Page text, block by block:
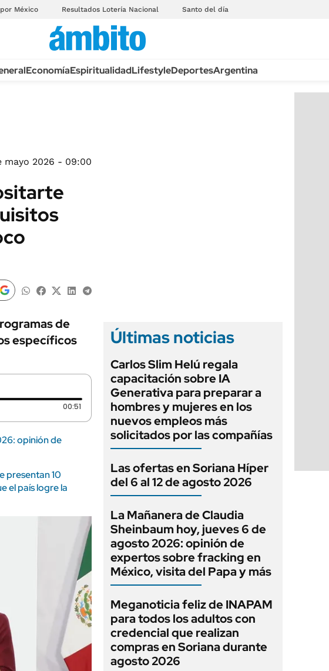
México Resultados Lotería Nacional Santo del día
EconomíaEspiritualidadLifestyleDeportesArgentina
mayo 2026 - 09:00
de
específicos
00:51Duración: 51 segundos
opinión de
presentan 10
el país logre la
Últimas noticias
Carlos Slim Helú regala
capacitación sobre IA
Generativa para preparar a
hombres y mujeres en los
nuevos empleos más
solicitados por las compañías
Las ofertas en Soriana Híper
del 6 al 12 de agosto 2026
La Mañanera de Claudia
Sheinbaum hoy, jueves 6 de
agosto 2026: opinión de
expertos sobre fracking en
México, visita del Papa y más
Meganoticia feliz de INAPAM
para todos los adultos con
credencial que realizan
compras en Soriana durante
agosto 2026